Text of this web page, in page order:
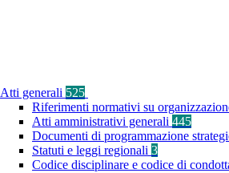
Atti generali 525
Riferimenti normativi su
Atti amministrativi generali 445
Documenti di programmazione
Statuti e leggi regionali 3
Codice disciplinare e codice di